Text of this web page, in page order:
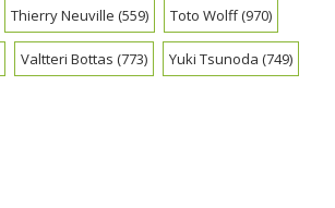
Thierry Neuville (559) Toto Wolff(970)
Valtteri Bottas (773) Yuki Tsunoda (749)